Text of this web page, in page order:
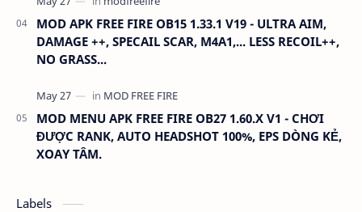
MOD APK FREE FIRE OB15 1.33.1 V19 - ULTRA AIM,
DAMAGE ++, SPECAIL SCAR, M4A1,... LESS RECOIL++,
NO GRASS...
MOD MENU APK FREE FIRE OB27 1.60.X V1 - CHƠI
ĐƯỢC RANK, AUTO HEADSHOT 100%, EPS DÒNG KẺ,
XOAY TÂM.
Labels